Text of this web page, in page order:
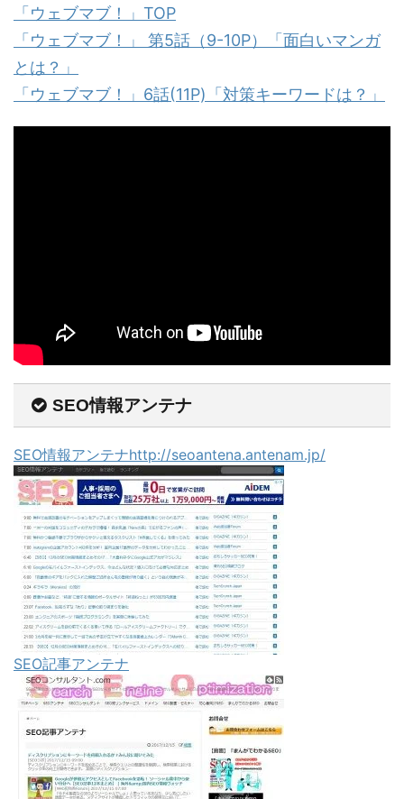
「ウェブマブ！」TOP
「ウェブマブ！」 第5話（9-10P）「面白いマンガ
とは？」
「ウェブマブ！」6話(11P)「対策キーワードは？」
SEO情報アンテナ
SEO情報アンテナhttp://seoantena.antenam.jp/
SEO記事アンテナ